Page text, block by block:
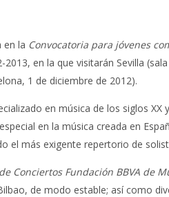
en la Convocatoria para jóvenes
en la que visitarán Sevilla
1 de diciembre de 2012).
en música de los siglos
en la música creada en
el más exigente repertorio de
Conciertos Fundación BBVA de
de modo estable; así como